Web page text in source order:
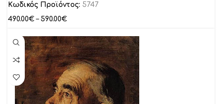
Κωδικός Προϊόντος: 5747
490.00€ – 590.00€